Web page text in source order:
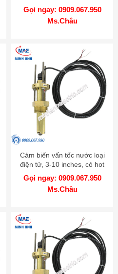
Gọi ngay: 0909.067.950
Ms.Châu
Cảm biến vấn tốc nước loại
điện tử, 3-10 inches, có hot
tap, chất liệu Brass - Model
IEFS
Gọi ngay: 0909.067.950
Ms.Châu